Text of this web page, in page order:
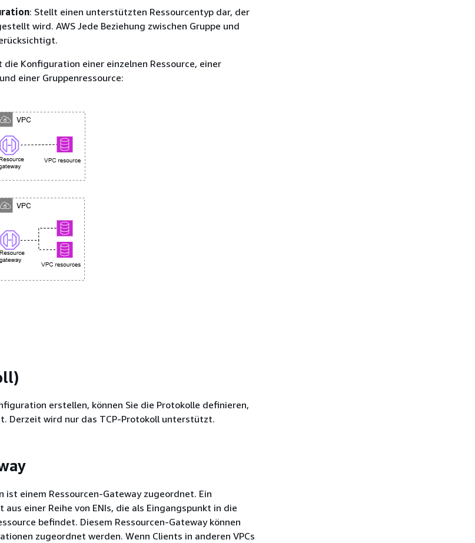
: Stellt einen unterstützten Ressourcentyp dar, der
wird. AWS Jede Beziehung zwischen Gruppe und
Konfiguration einer einzelnen Ressource, einer
einer Gruppenressource:
erstellen, können Sie die Protokolle definieren,
Derzeit wird nur das TCP-Protokoll unterstützt.
ist einem Ressourcen-Gateway zugeordnet. Ein
einer Reihe von ENIs, die als Eingangspunkt in die
befindet. Diesem Ressourcen-Gateway können
zugeordnet werden. Wenn Clients in anderen VPCs